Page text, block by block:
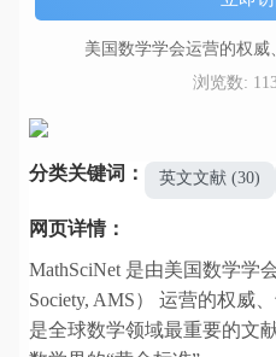
美国数学学会运营的权
浏览数:
分类关键词： 英文文献 (30)
网页详情：
MathSciNet 是由美国数学学
Society, AMS） 运营的权威
是全球数学领域最重要的文